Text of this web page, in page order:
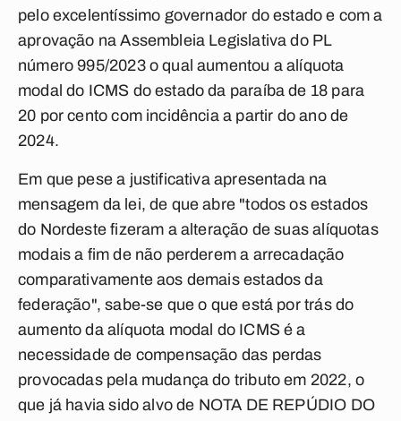
pelo excelentíssimo governador do estado e com a
aprovação na Assembleia Legislativa do PL
número 995/2023 o qual aumentou a alíquota
modal do ICMS do estado da paraíba de 18 para
20 por cento com incidência a partir do ano de
2024.
Em que pese a justificativa apresentada na
mensagem da lei, de que abre "todos os estados
do Nordeste fizeram a alteração de suas alíquotas
modais a fim de não perderem a arrecadação
comparativamente aos demais estados da
federação", sabe-se que o que está por trás do
aumento da alíquota modal do ICMS é a
necessidade de compensação das perdas
provocadas pela mudança do tributo em 2022, o
que já havia sido alvo de NOTA DE REPÚDIO DO